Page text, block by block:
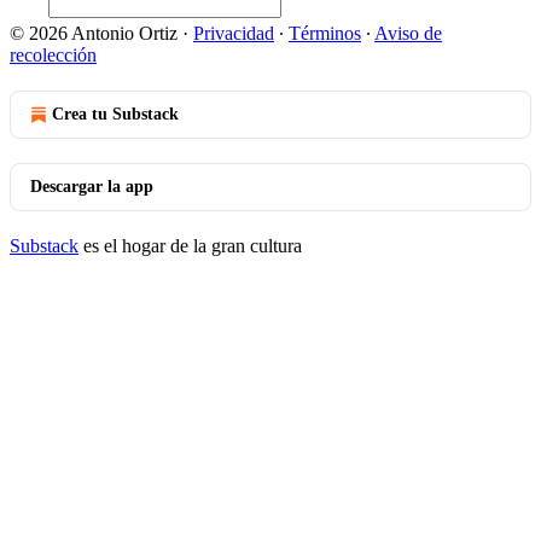
© 2026 Antonio Ortiz · Privacidad ∙ Términos ∙ Aviso de
recolección
Crea tu Substack
Descargar la app
Substack es el hogar de la gran cultura